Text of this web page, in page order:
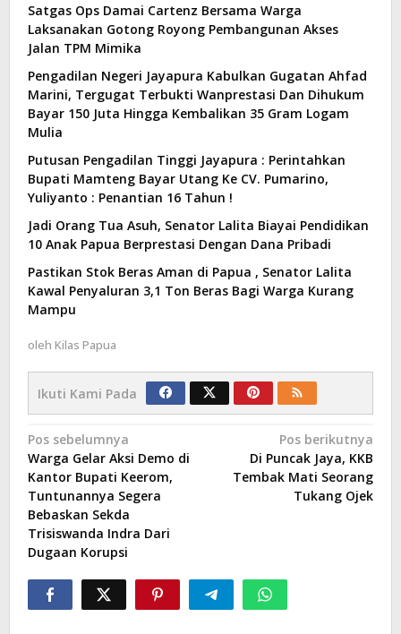
Satgas Ops Damai Cartenz Bersama Warga
Laksanakan Gotong Royong Pembangunan Akses
Jalan TPM Mimika
Pengadilan Negeri Jayapura Kabulkan Gugatan Ahfad
Marini, Tergugat Terbukti Wanprestasi Dan Dihukum
Bayar 150 Juta Hingga Kembalikan 35 Gram Logam
Mulia
Putusan Pengadilan Tinggi Jayapura : Perintahkan
Bupati Mamteng Bayar Utang Ke CV. Pumarino,
Yuliyanto : Penantian 16 Tahun !
Jadi Orang Tua Asuh, Senator Lalita Biayai Pendidikan
10 Anak Papua Berprestasi Dengan Dana Pribadi
Pastikan Stok Beras Aman di Papua , Senator Lalita
Kawal Penyaluran 3,1 Ton Beras Bagi Warga Kurang
Mampu
oleh Kilas Papua
Ikuti Kami Pada
Navigasi
pos
Pos sebelumnya
Warga Gelar Aksi Demo di
Kantor Bupati Keerom,
Tuntunannya Segera
Bebaskan Sekda
Trisiswanda Indra Dari
Dugaan Korupsi
Pos berikutnya
Di Puncak Jaya, KKB
Tembak Mati Seorang
Tukang Ojek